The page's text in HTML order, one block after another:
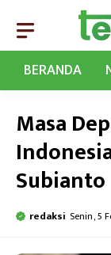
BERANDA
Masa
Subianto
redaksi Senin, 5